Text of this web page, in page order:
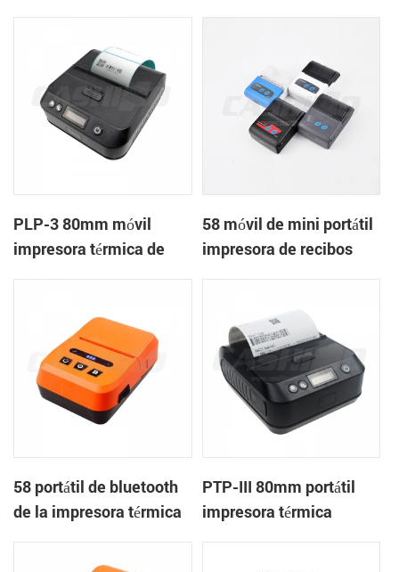
PLP-3 80mm móvil
impresora térmica de
58 móvil de mini portátil
impresora de recibos
58 portátil de bluetooth
de la impresora térmica
PTP-III 80mm portátil
impresora térmica